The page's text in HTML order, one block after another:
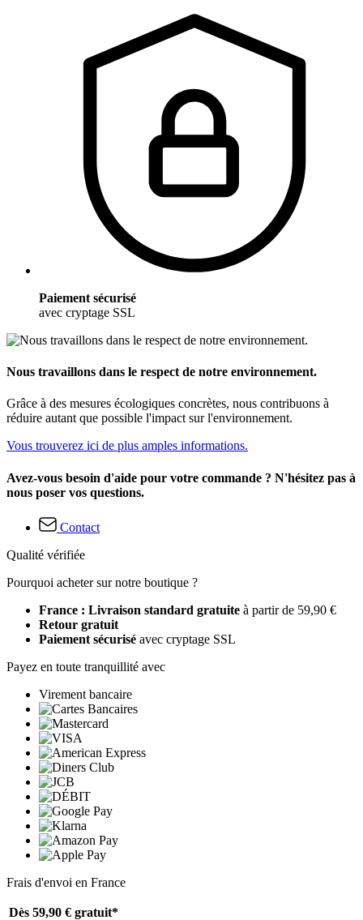
Paiement sécurisé
avec cryptage SSL
Nous travaillons dans le respect de notre environnement.
Grâce à des mesures écologiques concrètes, nous contribuons à
réduire autant que possible l'impact sur l'environnement.
Vous trouverez ici de plus amples informations.
Avez-vous besoin d'aide pour votre commande ? N'hésitez pas à
nous poser vos questions.
Contact
Qualité vérifiée
Pourquoi acheter sur notre boutique ?
France : Livraison standard gratuite à partir de 59,90 €
Retour gratuit
Paiement sécurisé avec cryptage SSL
Payez en toute tranquillité avec
Virement bancaire
Frais d'envoi en France
Dès 59,90 € gratuit*